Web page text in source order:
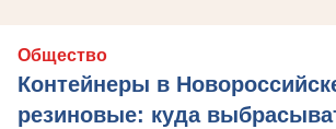
Общество
Контейнеры в
резиновые: куда